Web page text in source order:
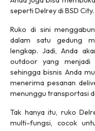
seperti Delrey di BSD City.
Ruko di sini
dalam satu gedung
lengkap. Jadi, Anda
outdooryang
sehingga bisnis Anda
menerima pesanan
menunggu transportasi
Tak hanya itu, ruko
multi-fungsi, cocok